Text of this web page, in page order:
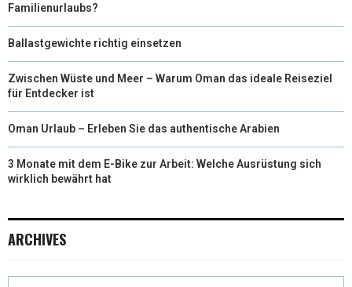
Familienurlaubs?
Ballastgewichte richtig einsetzen
Zwischen Wüste und Meer – Warum Oman das ideale Reiseziel
für Entdecker ist
Oman Urlaub – Erleben Sie das authentische Arabien
3 Monate mit dem E-Bike zur Arbeit: Welche Ausrüstung sich
wirklich bewährt hat
ARCHIVES